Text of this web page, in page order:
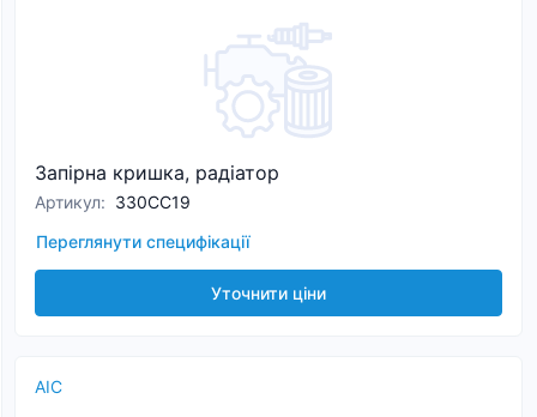
Запірна кришка, радіатор
Артикул: 330CC19
Переглянути специфікації
Уточнити ціни
AIC